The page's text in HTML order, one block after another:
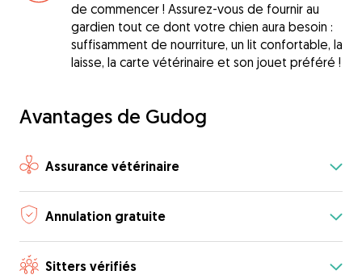
de commencer ! Assurez-vous de fournir au
gardien tout ce dont votre chien aura besoin :
suffisamment de nourriture, un lit confortable, la
laisse, la carte vétérinaire et son jouet préféré !
Avantages de Gudog
Assurance vétérinaire
Annulation gratuite
Sitters vérifiés